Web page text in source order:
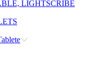
LIGHTSCRIBE